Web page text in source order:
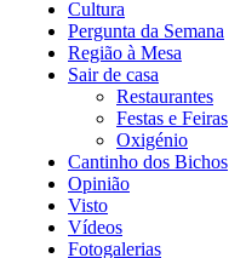
Cultura
Pergunta da Semana
Região à Mesa
Sair de casa
Restaurantes
Festas e Feiras
Oxigénio
Cantinho dos Bichos
Opinião
Visto
Vídeos
Fotogalerias